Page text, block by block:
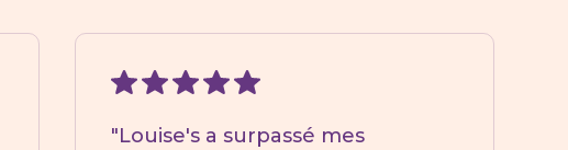
"Louise's a surpassé mes